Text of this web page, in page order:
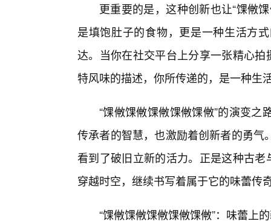
更重要的是，这种创新也让“馃敒
是填饱肚子的食物，更是一种生活方
达。当你在社交平台上分享一张精心
特风味的描述，你所传递的，是一种生
“馃敒馃敒馃敒馃敒馃敒”的演变
传承者的智慧，也激励着创新者的勇
看到了破旧立新的活力。正是这种古
穿越时空，继续书写着属于它的味蕾传
“馃敒馃敒馃敒馃敒馃敒”：味蕾上